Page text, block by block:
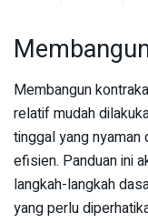
Membangun
relatif mudah
tinggal yang nyaman
efisien. Panduan ini
langkah-langkah
yang perlu